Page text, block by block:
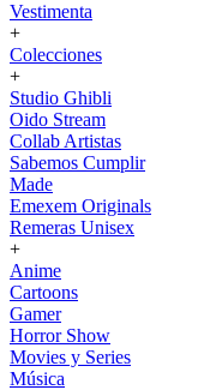
Vestimenta
+
Colecciones
+
Studio Ghibli
Oido Stream
Collab Artistas
Sabemos Cumplir
Made
Emexem Originals
Remeras Unisex
+
Anime
Cartoons
Gamer
Horror Show
Movies y Series
Música